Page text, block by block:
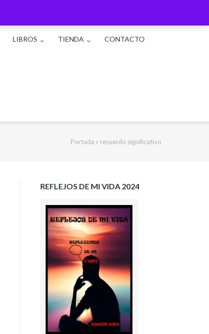
LIBROS TIENDA CONTACTO
Portada » recuerdo significativo
REFLEJOS DE MI VIDA 2024